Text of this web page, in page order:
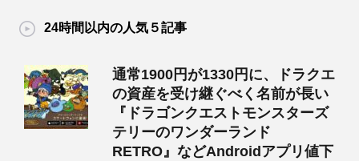
24時間以内の人気５記事
通常1900円が1330円に、ドラクエ
の資産を受け継ぐべく名前が長い
『ドラゴンクエストモンスターズ
テリーのワンダーランド
RETRO』などAndroidアプリ値下